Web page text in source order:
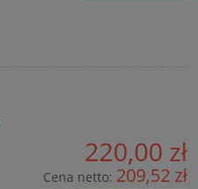
220,00 zł
Cena netto: 209,52 zł